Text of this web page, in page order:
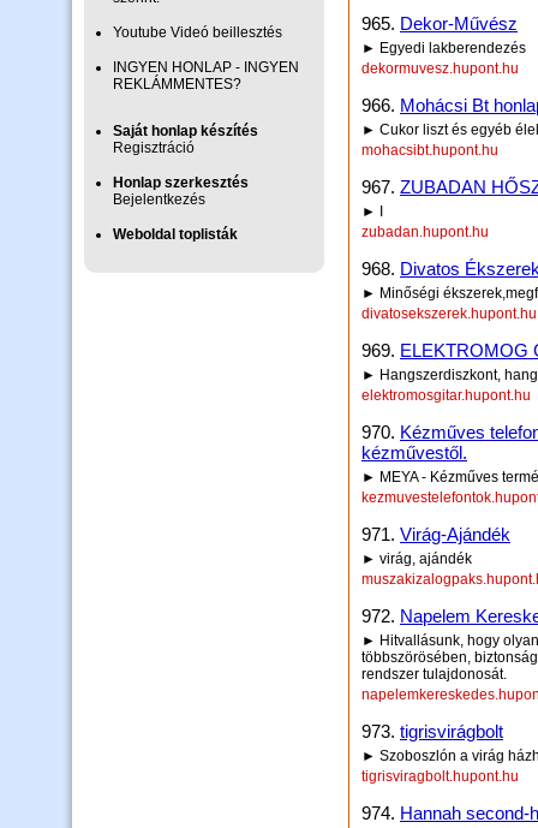
Youtube Videó beillesztés
INGYEN HONLAP - INGYEN
REKLÁMMENTES?
Saját honlap készítés
Regisztráció
Honlap szerkesztés
Bejelentkezés
Weboldal toplisták
965. Dekor-Művész
► Egyedi lakberendezés
dekormuvesz.hupont.hu
966. Mohácsi Bt
► Cukor liszt és egyéb
mohacsibt.hupont.hu
967. ZUBADAN
► I
zubadan.hupont.hu
968. Divatos
► Minőségi
divatosekszerek.hupont.hu
969. ELEKTROMOG
► Hangszerdiszkont,
elektromosgitar.hupont.hu
970. Kézműves
kézművestől.
► MEYA - Kézműves
971. Virág-Ajándék
► virág, ajándék
972. Napelem
► Hitvallásunk, hogy
többszörösében,
rendszer tulajdonosát.
973. tigrisvirágbolt
► Szoboszlón a virág
tigrisviragbolt.hupont.hu
974. Hannah second-